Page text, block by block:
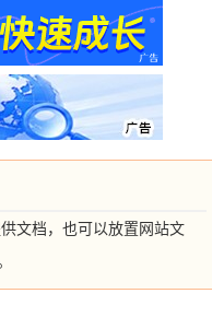
文档，也可以放置网站文